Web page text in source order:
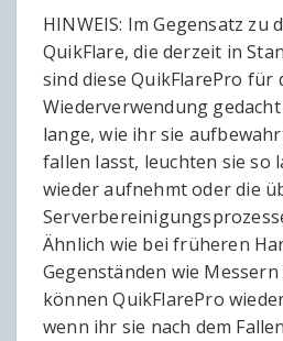
HINWEIS: Im Gegensatz zu
QuikFlare, die derzeit in
sind diese QuikFlarePro für
Wiederverwendung
lange, wie ihr sie
fallen lasst, leuchten sie so
wieder aufnehmt oder die
Ähnlich wie bei früheren
Gegenständen wie
können QuikFlarePro
wenn ihr sie nach dem